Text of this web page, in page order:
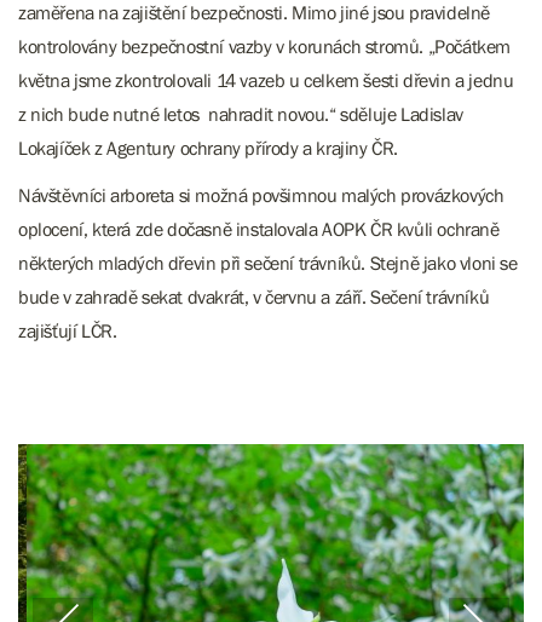
zaměřena na zajištění bezpečnosti. Mimo jiné jsou pravidelně
kontrolovány bezpečnostní vazby v korunách stromů. „Počátkem
května jsme zkontrolovali 14 vazeb u celkem šesti dřevin a jednu
z nich bude nutné letos nahradit novou.“ sděluje Ladislav
Lokajíček z Agentury ochrany přírody a krajiny ČR.
Návštěvníci arboreta si možná povšimnou malých provázkových
oplocení, která zde dočasně instalovala AOPK ČR kvůli ochraně
některých mladých dřevin při sečení trávníků. Stejně jako vloni se
bude v zahradě sekat dvakrát, v červnu a září. Sečení trávníků
zajišťují LČR.